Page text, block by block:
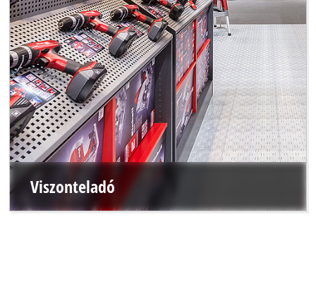
Viszonteladó